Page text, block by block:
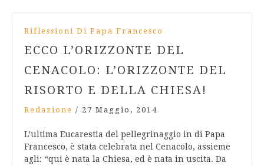
Riflessioni Di Papa Francesco
ECCO L’ORIZZONTE DEL
CENACOLO: L’ORIZZONTE DEL
RISORTO E DELLA CHIESA!
Redazione / 27 Maggio, 2014
L’ultima Eucarestia del pellegrinaggio in di Papa
Francesco, è stata celebrata nel Cenacolo, assieme
agli: “qui è nata la Chiesa, ed è nata in uscita. Da